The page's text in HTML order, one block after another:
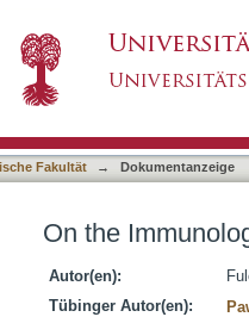
Fakultät → Dokumentanzeige
On the
Autor(en):
Tübinger Autor(en):